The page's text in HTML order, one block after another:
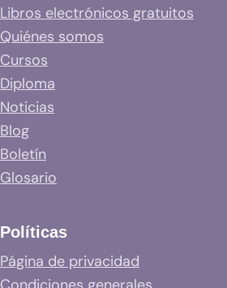
Libros electrónicos gratuitos
Quiénes somos
Cursos
Diploma
Noticias
Blog
Boletín
Glosario
Políticas
Página de privacidad